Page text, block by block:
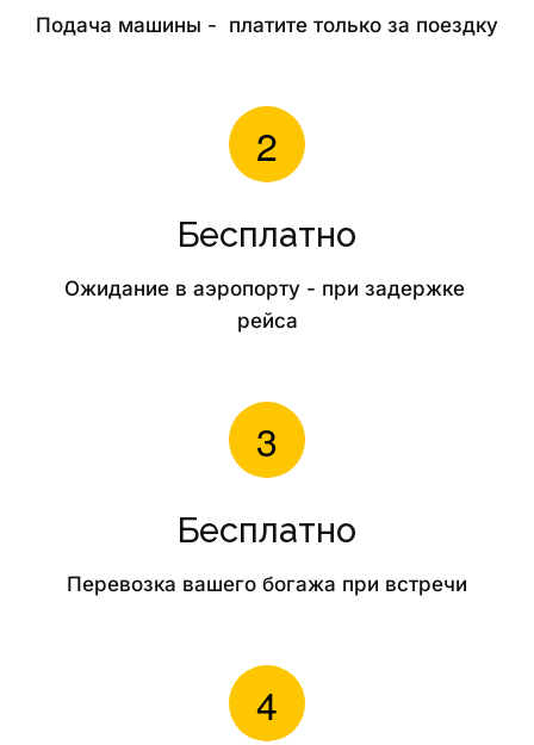
Подача машины -  платите только за поездку
Бесплатно
Ожидание в аэропорту - при задержке
рейса
Бесплатно
Перевозка вашего богажа при встречи